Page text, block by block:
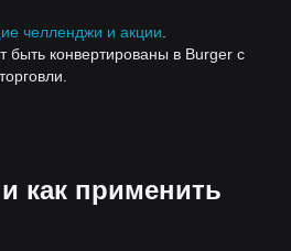
челленджи и акции
быть конвертированы в Burger с
как применить